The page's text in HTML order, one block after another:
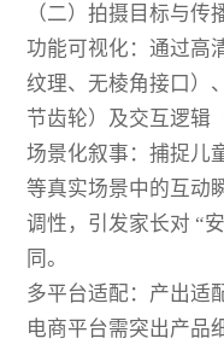
（二）拍摄目标与传
功能可视化：通过高
纹理、无棱角接口）
节齿轮）及交互逻辑
场景化叙事：捕捉儿
等真实场景中的互动
调性，引发家长对 “
同。
多平台适配：产出
电商平台需突出产品